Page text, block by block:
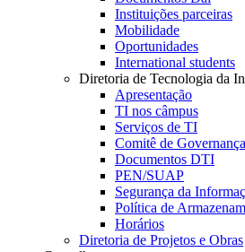
Instituições parceiras
Mobilidade
Oportunidades
International students
Diretoria de Tecnologia da
Apresentação
TI nos câmpus
Serviços de TI
Comitê de
Documentos DTI
PEN/SUAP
Segurança da
Política de
Horários
Diretoria de Projetos e Obras